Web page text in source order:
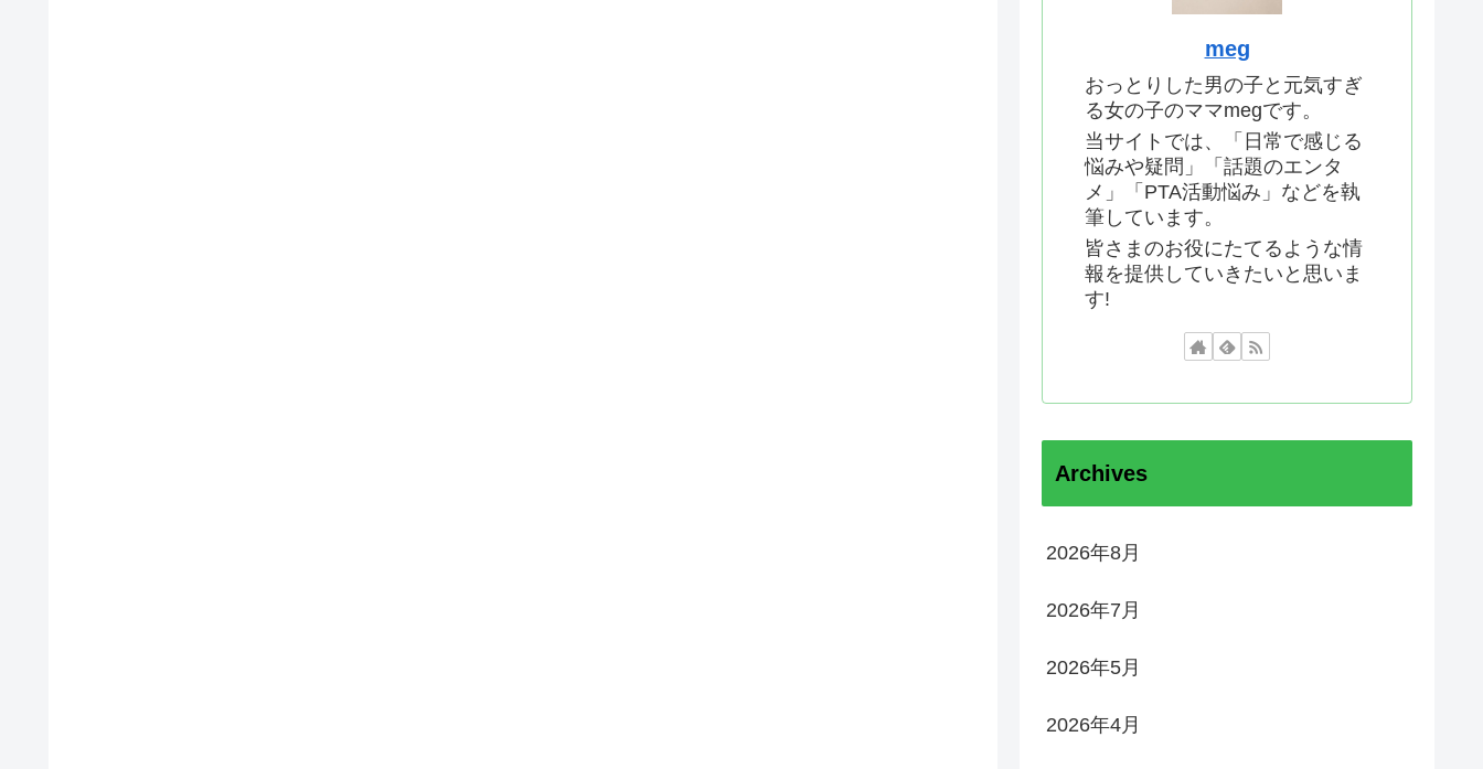
meg
おっとりした男の子と元気すぎ
る女の子のママmegです。
当サイトでは、「日常で感じる
悩みや疑問」「話題のエンタ
メ」「PTA活動悩み」などを執
筆しています。
皆さまのお役にたてるような情
報を提供していきたいと思いま
す!
Archives
2026年8月
2026年7月
2026年5月
2026年4月